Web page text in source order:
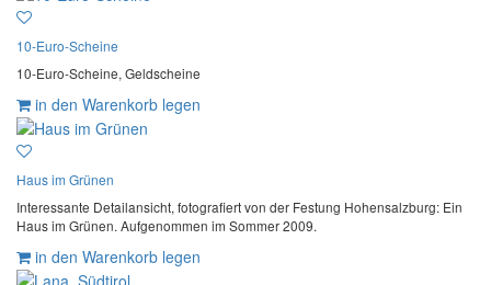
10-Euro-Scheine
10-Euro-Scheine, Geldscheine
in den Warenkorb legen
Haus im Grünen
Interessante Detailansicht, fotografiert von der Festung Hohensalzburg: Ein
Haus im Grünen. Aufgenommen im Sommer 2009.
in den Warenkorb legen